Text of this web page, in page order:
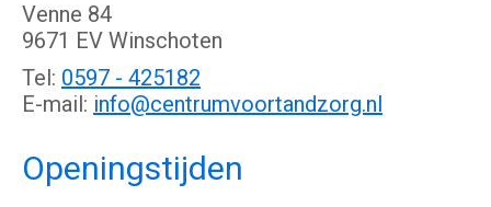
Venne 84
9671 EV Winschoten
Tel: 0597 - 425182
E-mail: info@centrumvoortandzorg.nl
Openingstijden